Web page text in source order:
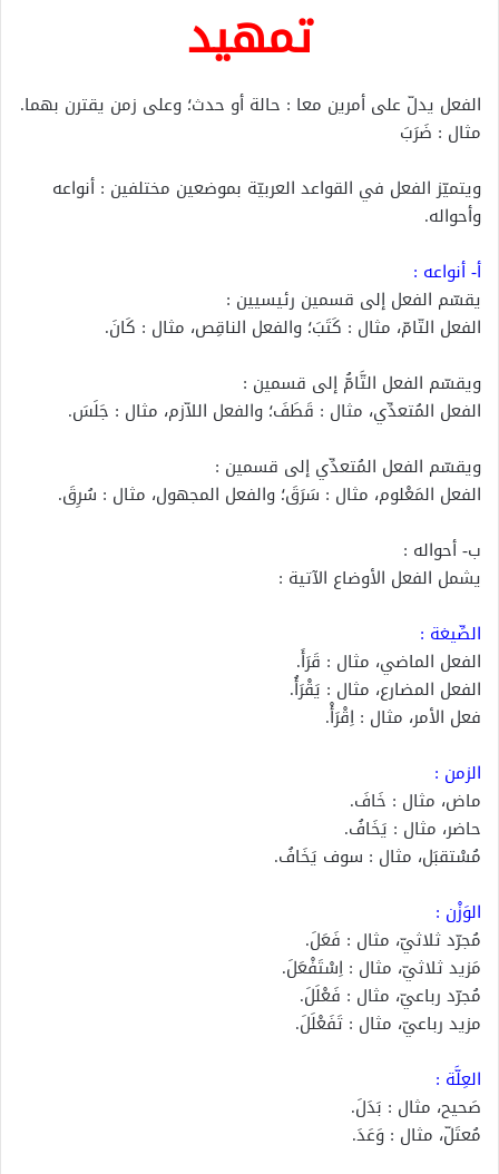
تمهيد
الفعل يدلّ على أمرين معا : حالة أو حدث؛ وعلى زمن يقترن بهما.
مثال : ضَرَبَ
ويتميّز الفعل في القواعد العربيّة بموضعين مختلفين : أنواعه
وأحواله.
أ‌- أنواعه :
يقسّم الفعل إلى قسمين رئيسيين :
الفعل التّامّ، مثال : كَتَبَ؛ والفعل الناقِص، مثال : كَانَ.
ويقسّم الفعل التَّامُّ إلى قسمين :
الفعل المُتعدِّي، مثال : قَطَفَ؛ والفعل اللاّزم، مثال : جَلَسَ.
ويقسّم الفعل المُتعدِّي إلى قسمين :
الفعل المَعْلوم، مثال : سَرَقَ؛ والفعل المجهول، مثال : سُرِقَ.
ب‌- أحواله :
يشمل الفعل الأوضاع الآتية :
الصِّيغة :
الفعل الماضي، مثال : قَرَأَ.
الفعل المضارع، مثال : يَقْرَأُ.
فعل الأمر، مثال : اِقْرَأْ.
الزمن :
ماض، مثال : خَافَ.
حاضر، مثال : يَخَافُ.
مُسْتقبَل، مثال : سوف يَخَافُ.
الوَزْن :
مُجرّد ثلاثيّ، مثال : فَعَلَ.
مَزيد ثلاثيّ، مثال : اِسْتَفْعَلَ.
مُجرّد رباعيّ، مثال : فَعْلَلَ.
مزيد رباعيّ، مثال : تَفَعْلَلَ.
العِلَّة :
صَحيح، مثال : بَدَلَ.
مُعتَلّ، مثال : وَعَدَ.